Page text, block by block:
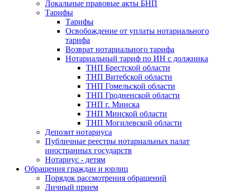
Локальные правовые акты БНП
Тарифы
Тарифы
Освобождение от уплаты нотариального
тарифа
Возврат нотариального тарифа
Нотариальный тариф по ИН с должника
ТНП Брестской области
ТНП Витебской области
ТНП Гомельской области
ТНП Гродненской области
ТНП г. Минска
ТНП Минской области
ТНП Могилевской области
Депозит нотариуса
Публичные реестры нотариальных палат
иностранных государств
Нотариус - детям
Обращения граждан и юрлиц
Порядок рассмотрения обращений
Личный прием